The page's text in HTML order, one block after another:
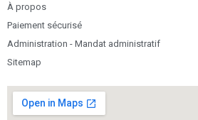
À propos
Paiement sécurisé
Administration - Mandat administratif
Sitemap